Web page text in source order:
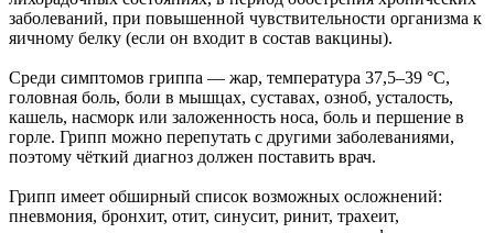
заболеваний, при повышенной чувствительности организма к
яичному белку (если он входит в состав вакцины).
Среди симптомов гриппа — жар, температура 37,5–39 °С,
головная боль, боли в мышцах, суставах, озноб, усталость,
кашель, насморк или заложенность носа, боль и першение в
горле. Грипп можно перепутать с другими заболеваниями,
поэтому чёткий диагноз должен поставить врач.
Грипп имеет обширный список возможных осложнений:
пневмония, бронхит, отит, синусит, ринит, трахеит,